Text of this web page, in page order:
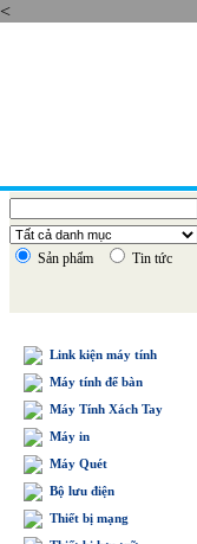
<
Sản phẩm Tin tức
Link kiện máy tính
Máy tính để bàn
Máy Tính Xách Tay
Máy in
Máy Quét
Bộ lưu điện
Thiết bị mạng